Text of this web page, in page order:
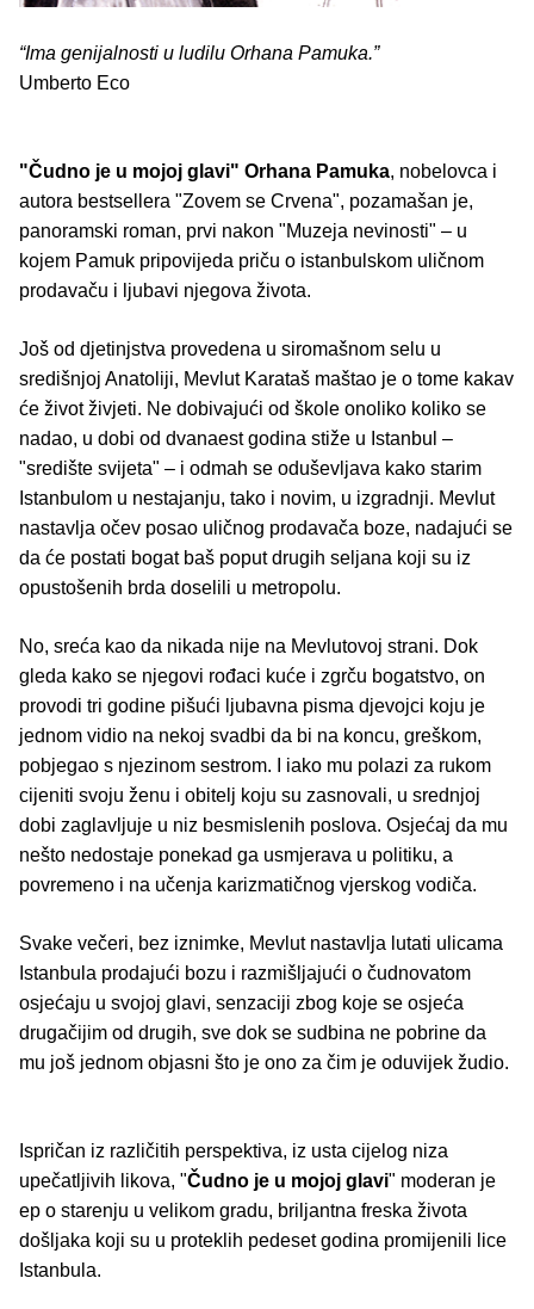
“Ima genijalnosti u ludilu Orhana Pamuka.”
Umberto Eco
"Čudno je u mojoj glavi" Orhana Pamuka, nobelovca i
autora bestsellera "Zovem se Crvena", pozamašan je,
panoramski roman, prvi nakon "Muzeja nevinosti" – u
kojem Pamuk pripovijeda priču o istanbulskom uličnom
prodavaču i ljubavi njegova života.
Još od djetinjstva provedena u siromašnom selu u
središnjoj Anatoliji, Mevlut Karataš maštao je o tome kakav
će život živjeti. Ne dobivajući od škole onoliko koliko se
nadao, u dobi od dvanaest godina stiže u Istanbul –
"središte svijeta" – i odmah se oduševljava kako starim
Istanbulom u nestajanju, tako i novim, u izgradnji. Mevlut
nastavlja očev posao uličnog prodavača boze, nadajući se
da će postati bogat baš poput drugih seljana koji su iz
opustošenih brda doselili u metropolu.
No, sreća kao da nikada nije na Mevlutovoj strani. Dok
gleda kako se njegovi rođaci kuće i zgrču bogatstvo, on
provodi tri godine pišući ljubavna pisma djevojci koju je
jednom vidio na nekoj svadbi da bi na koncu, greškom,
pobjegao s njezinom sestrom. I iako mu polazi za rukom
cijeniti svoju ženu i obitelj koju su zasnovali, u srednjoj
dobi zaglavljuje u niz besmislenih poslova. Osjećaj da mu
nešto nedostaje ponekad ga usmjerava u politiku, a
povremeno i na učenja karizmatičnog vjerskog vodiča.
Svake večeri, bez iznimke, Mevlut nastavlja lutati ulicama
Istanbula prodajući bozu i razmišljajući o čudnovatom
osjećaju u svojoj glavi, senzaciji zbog koje se osjeća
drugačijim od drugih, sve dok se sudbina ne pobrine da
mu još jednom objasni što je ono za čim je oduvijek žudio.
Ispričan iz različitih perspektiva, iz usta cijelog niza
upečatljivih likova, "Čudno je u mojoj glavi" moderan je
ep o starenju u velikom gradu, briljantna freska života
došljaka koji su u proteklih pedeset godina promijenili lice
Istanbula.